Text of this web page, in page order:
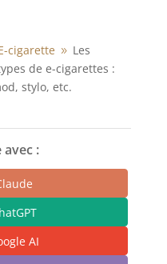
cigarette 9 Les
de e-cigarettes :
stylo, etc.
avec :
AI